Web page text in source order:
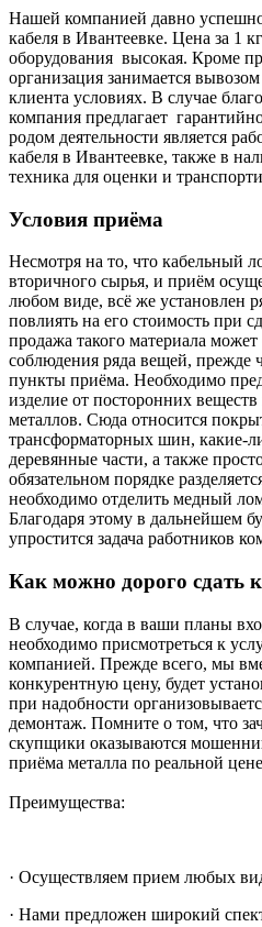
Нашей компанией давно
кабеля в Ивантеевке. Цена за 1
оборудования высокая. Кроме
организация занимается
клиента условиях. В случае
компания предлагает
родом деятельности является
кабеля в Ивантеевке, также в
техника для оценки и
Условия приёма
Несмотря на то, что кабельный
вторичного сырья, и приём
любом виде, всё же установлен
повлиять на его стоимость при
продажа такого материала может
соблюдения ряда вещей, прежде
пункты приёма. Необходимо
изделие от посторонних
металлов. Сюда относится
трансформаторных шин, какие-
деревянные части, а также
обязательном порядке
необходимо отделить медный
Благодаря этому в дальнейшем
упростится задача работников
Как можно дорого сдать
В случае, когда в ваши планы
необходимо присмотреться к
компанией. Прежде всего, мы
конкурентную цену, будет
при надобности
демонтаж. Помните о том, что
скупщики оказываются
приёма металла по реальной
Преимущества:
· Осуществляем прием любых
· Нами предложен широкий